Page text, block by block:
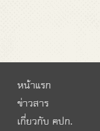
หน้าแรก
ข่าวสาร
เกี่ยวกับ คปก.